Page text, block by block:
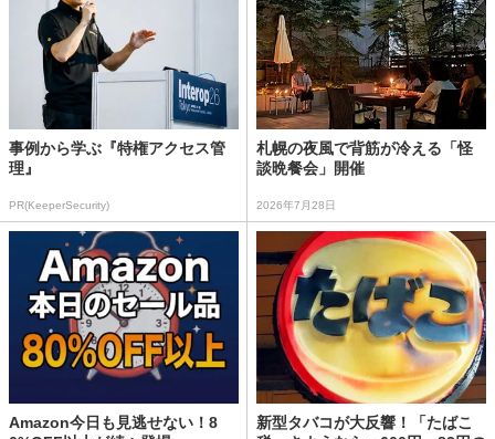
事例から学ぶ『特権アクセス管
理』
PR(KeeperSecurity)
札幌の夜風で背筋が冷える「怪
談晩餐会」開催
2026年7月28日
Amazon今日も見逃せない！8
新型タバコが大反響！「たばこ